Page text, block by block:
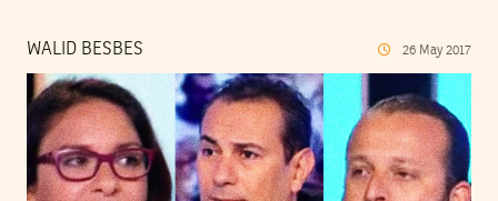
WALID BESBES 26 May 2017